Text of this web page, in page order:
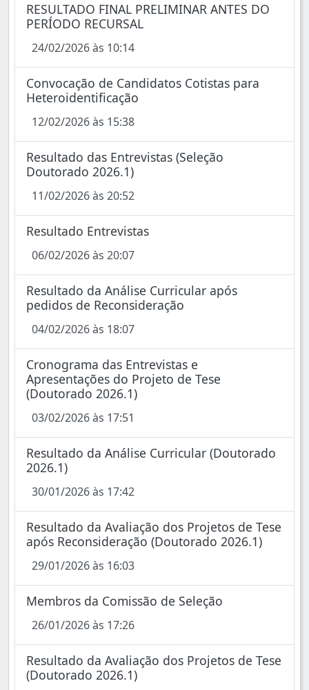
RESULTADO FINAL PRELIMINAR ANTES DO
PERÍODO RECURSAL
24/02/2026 às 10:14
Convocação de Candidatos Cotistas para
Heteroidentificação
12/02/2026 às 15:38
Resultado das Entrevistas (Seleção
Doutorado 2026.1)
11/02/2026 às 20:52
Resultado Entrevistas
06/02/2026 às 20:07
Resultado da Análise Curricular após
pedidos de Reconsideração
04/02/2026 às 18:07
Cronograma das Entrevistas e
Apresentações do Projeto de Tese
(Doutorado 2026.1)
03/02/2026 às 17:51
Resultado da Análise Curricular (Doutorado
2026.1)
30/01/2026 às 17:42
Resultado da Avaliação dos Projetos de Tese
após Reconsideração (Doutorado 2026.1)
29/01/2026 às 16:03
Membros da Comissão de Seleção
26/01/2026 às 17:26
Resultado da Avaliação dos Projetos de Tese
(Doutorado 2026.1)